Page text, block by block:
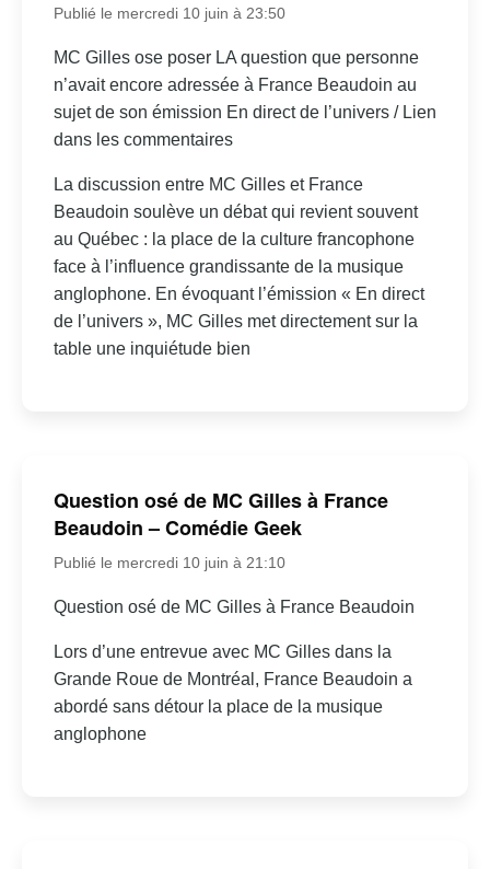
Publié le mercredi 10 juin à 23:50
MC Gilles ose poser LA question que personne
n’avait encore adressée à France Beaudoin au
sujet de son émission En direct de l’univers / Lien
dans les commentaires
La discussion entre MC Gilles et France
Beaudoin soulève un débat qui revient souvent
au Québec : la place de la culture francophone
face à l’influence grandissante de la musique
anglophone. En évoquant l’émission « En direct
de l’univers », MC Gilles met directement sur la
table une inquiétude bien
Question osé de MC Gilles à France
Beaudoin – Comédie Geek
Publié le mercredi 10 juin à 21:10
Question osé de MC Gilles à France Beaudoin
Lors d’une entrevue avec MC Gilles dans la
Grande Roue de Montréal, France Beaudoin a
abordé sans détour la place de la musique
anglophone